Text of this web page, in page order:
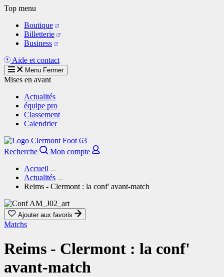
Aller
contenu
principal
Top menu
Boutique
Billetterie
Business
Aide et contact
Menu Fermer
Mises en avant
Actualités
équipe pro
Classement
Calendrier
Recherche
Mon compte
Accueil
Actualités
Reims - Clermont : la conf' avant-match
Ajouter aux favoris
Matchs
Reims - Clermont : la conf'
avant-match